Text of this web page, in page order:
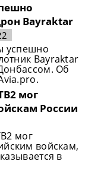
Bayraktar
успешно
Bayraktar
Об
мог
России
мог
войскам,
в